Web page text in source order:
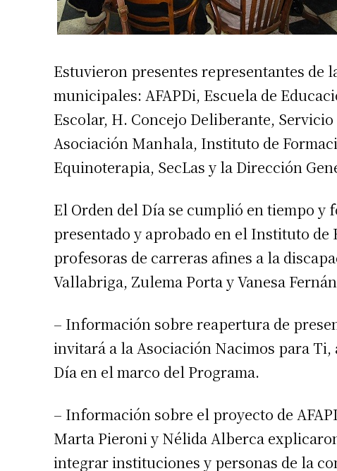
Estuvieron presentes representantes de
municipales: AFAPDi, Escuela de
Escolar, H. Concejo Deliberante,
Asociación Manhala, Instituto de
Equinoterapia, SecLas y la Dirección
El Orden del Día se cumplió en tiempo y
presentado y aprobado en el Instituto de
profesoras de carreras afines a la
Vallabriga, Zulema Porta y Vanesa
– Información sobre reapertura de
invitará a la Asociación Nacimos para
Día en el marco del Programa.
– Información sobre el proyecto de
Marta Pieroni y Nélida Alberca
integrar instituciones y personas de la